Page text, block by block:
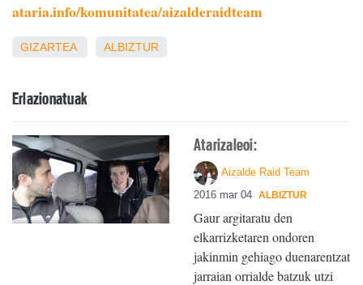
ataria.info/komunitatea/aizalderaidteam
GIZARTEA ALBIZTUR
Erlazionatuak
Atarizaleoi:
Aizalde Raid Team
2016 mar 04 ALBIZTUR
Gaur argitaratu den
elkarrizketaren ondoren
jakinmin gehiago duenarentzat
jarraian orrialde batzuk utzi